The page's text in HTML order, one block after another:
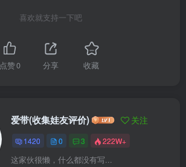
喜欢就支持一下吧
点赞0 分享 收藏
爱带(收集娃友评价) 关注
1420 0 3 222W+
这家伙很懒，什么都没有写...